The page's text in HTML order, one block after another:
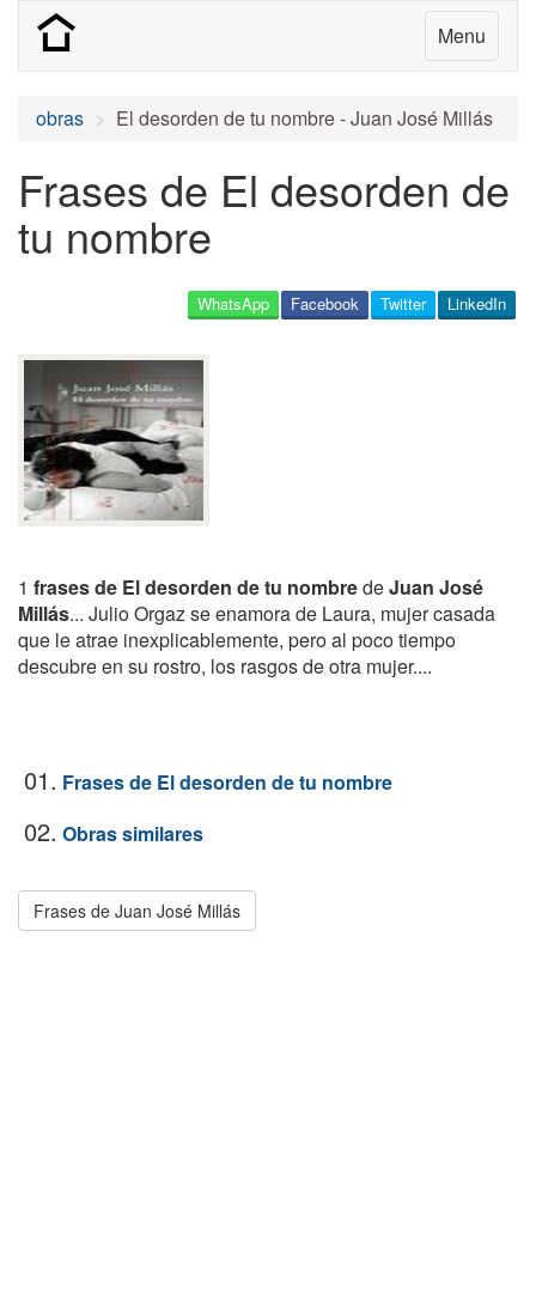
Menu
obras El desorden de tu nombre - Juan José Millás
Frases de El desorden de
tu nombre
LinkedIn
Twitter
Facebook
WhatsApp
1 frases de El desorden de tu nombredeJuan José
Millás... Julio Orgaz se enamora de Laura, mujer casada
que le atrae inexplicablemente, pero al poco tiempo
descubre en su rostro, los rasgos de otra mujer....
01. Frases de El desorden de tu nombre
02. Obras similares
Frases de Juan José Millás